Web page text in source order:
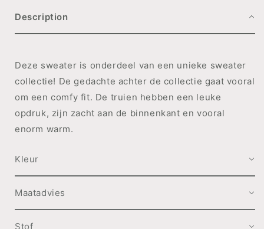
Description
Deze sweater is onderdeel van een unieke sweater
collectie! De gedachte achter de collectie gaat vooral
om een comfy fit. De truien hebben een leuke
opdruk, zijn zacht aan de binnenkant en vooral
enorm warm.
Kleur
Maatadvies
Stof